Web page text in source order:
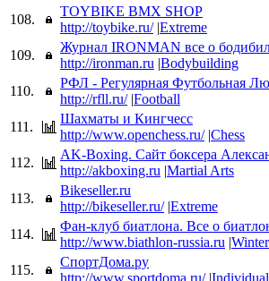
108.
TOYBIKE BMX SHOP
http://toybike.ru/ |Extreme
109.
Журнал IRONMAN все о
http://ironman.ru |Bodybuilding
110.
РФЛ - Регулярная Футбольная
http://rfll.ru/ |Football
111.
Шахматы и Кингчесс
http://www.openchess.ru/ |Chess
112.
AK-Boxing. Сайт боксера
http://akboxing.ru |Martial Arts
113.
Bikeseller.ru
http://bikeseller.ru/ |Extreme
114.
Фан-клуб биатлона. Все о
http://www.biathlon-russia.ru |
115.
СпортДома.ру
http://www.sportdoma.ru/ |